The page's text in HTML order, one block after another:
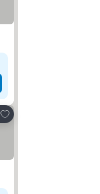
Legg til i favoritter